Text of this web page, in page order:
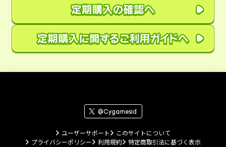
@Cygamesid
ユーザーサポート
このサイトについて
プライバシーポリシー
利用規約 特定商取引法に基づく表示